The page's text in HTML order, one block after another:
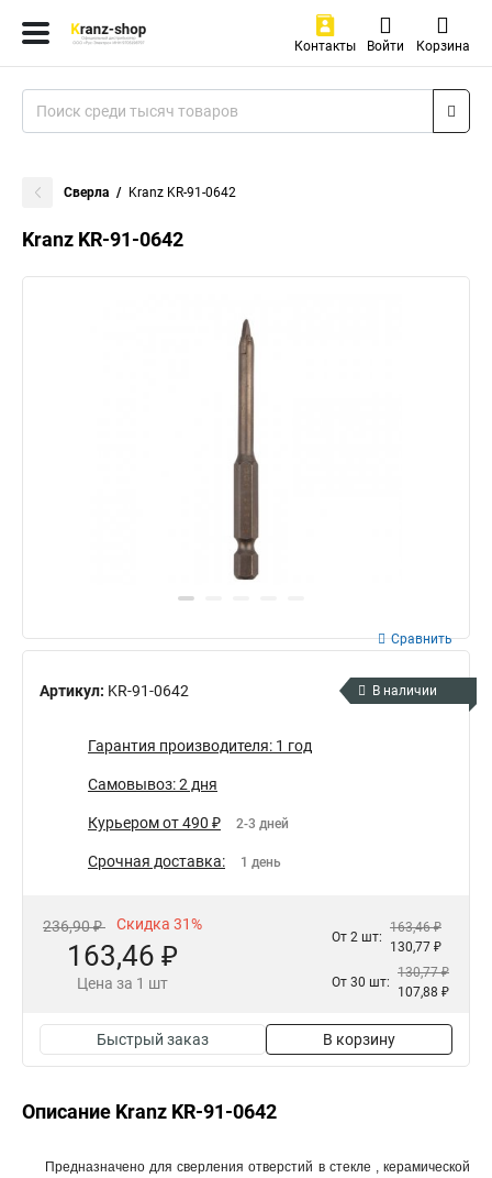
Контакты Войти Корзина
Сверла Kranz KR-91-0642
Kranz KR-91-0642
Артикул: KR-91-0642
Сравнить
В наличии
Гарантия производителя: 1 год
Самовывоз: 2 дня
Курьером от 490 ₽ 2-3 дней
Срочная доставка: 1 день
236,90 ₽ Скидка 31%
163,46 ₽
Цена за 1 шт
От 2 шт:
163,46 ₽
130,77 ₽
От 30 шт:
130,77 ₽
107,88 ₽
Быстрый заказ В корзину
Описание Kranz KR-91-0642
Предназначено для сверления отверстий в стекле , керамической